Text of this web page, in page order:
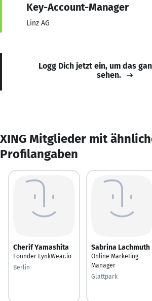
Key-Account-Manager
Linz AG
Logg Dich jetzt ein, um das
sehen.
XING Mitglieder mit
Profilangaben
Cherif Yamashita
Founder LynkWear.io
Berlin
Sabrina Lachmuth
Online Marketing
Manager
Glattpark